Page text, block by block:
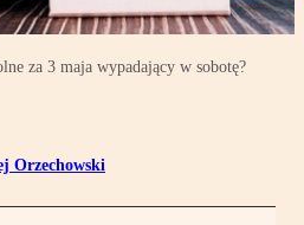
za 3 maja wypadający w sobotę?
Orzechowski